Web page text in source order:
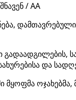
/ AA
და
მყოფმა